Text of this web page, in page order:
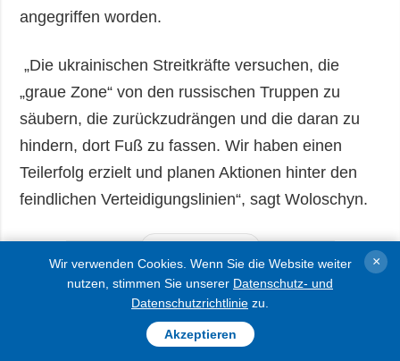
angegriffen worden.
„Die ukrainischen Streitkräfte versuchen, die
„graue Zone“ von den russischen Truppen zu
säubern, die zurückzudrängen und die daran zu
hindern, dort Fuß zu fassen. Wir haben einen
Teilerfolg erzielt und planen Aktionen hinter den
feindlichen Verteidigungslinien“, sagt Woloschyn.
Wir verwenden Cookies. Wenn Sie die Website weiter
nutzen, stimmen Sie unserer Datenschutz- und
Datenschutzrichtlinie zu.
Akzeptieren
×